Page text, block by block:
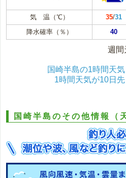
気 温（℃） 35/31
降水確率（％）
40
週間
国崎半島の1時間天
1時間天気が10日
国崎半島のその他情報（